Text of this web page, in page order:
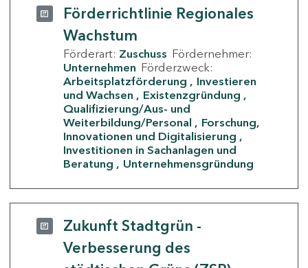
Förderrichtlinie Regionales
Wachstum
Förderart: Zuschuss Fördernehmer:
Unternehmen Förderzweck:
Arbeitsplatzförderung
Investieren
und Wachsen
Existenzgründung
Qualifizierung/Aus- und
Weiterbildung/Personal
Forschung,
Innovationen und Digitalisierung
Investitionen in Sachanlagen und
Beratung
Unternehmensgründung
Zukunft Stadtgrün -
Verbesserung des